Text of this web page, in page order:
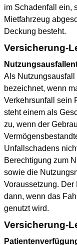
im Schadenfall ein,
Mietfahrzeug
Deckung besteht.
Versicherung-
Als
bezeichnet, wenn
Verkehrsunfall sein
steht einem als
zu, wenn der
Unfallschadens
Berechtigung zum
sowie die
Voraussetzung.
dann, wenn das
genutzt wird.
Versicherung-